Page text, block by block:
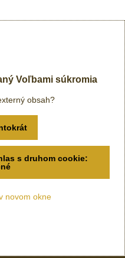
Voľbami súkromia
obsah?
s druhom cookie:
novom okne